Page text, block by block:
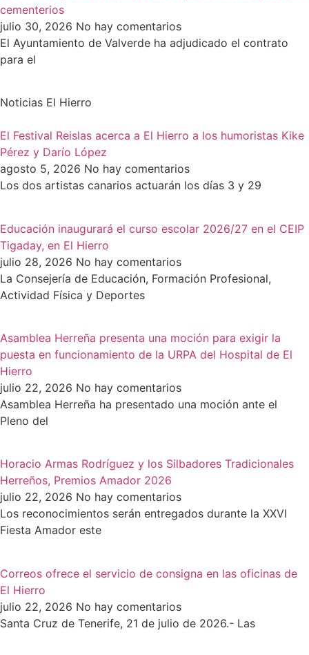
cementerios
julio 30, 2026 No hay comentarios
El Ayuntamiento de Valverde ha adjudicado el contrato
para el
Noticias El Hierro
El Festival Reislas acerca a El Hierro a los humoristas Kike
Pérez y Darío López
agosto 5, 2026 No hay comentarios
Los dos artistas canarios actuarán los días 3 y 29
Educación inaugurará el curso escolar 2026/27 en el CEIP
Tigaday, en El Hierro
julio 28, 2026 No hay comentarios
La Consejería de Educación, Formación Profesional,
Actividad Física y Deportes
Asamblea Herreña presenta una moción para exigir la
puesta en funcionamiento de la URPA del Hospital de El
Hierro
julio 22, 2026 No hay comentarios
Asamblea Herreña ha presentado una moción ante el
Pleno del
Horacio Armas Rodríguez y los Silbadores Tradicionales
Herreños, Premios Amador 2026
julio 22, 2026 No hay comentarios
Los reconocimientos serán entregados durante la XXVI
Fiesta Amador este
Correos ofrece el servicio de consigna en las oficinas de
El Hierro
julio 22, 2026 No hay comentarios
Santa Cruz de Tenerife, 21 de julio de 2026.- Las